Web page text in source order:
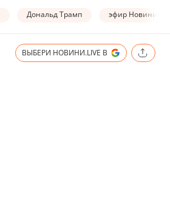
Дональд Трамп эфир
ВЫБЕРИ НОВИНИ.LIVE В